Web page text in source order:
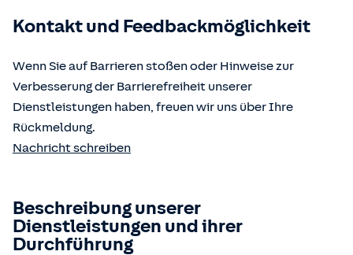
Kontakt und Feedbackmöglichkeit
Wenn Sie auf Barrieren stoßen oder Hinweise zur
Verbesserung der Barrierefreiheit unserer
Dienstleistungen haben, freuen wir uns über Ihre
Rückmeldung.
Nachricht schreiben
Beschreibung unserer
Dienstleistungen und ihrer
Durchführung